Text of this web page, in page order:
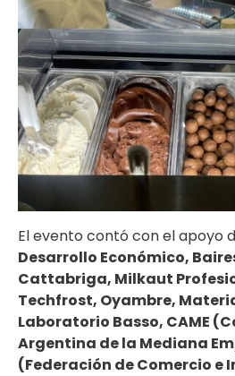
El evento contó con el apoyo
Desarrollo Económico,
Cattabriga, Milkaut
Techfrost, Oyambre,
Laboratorio Basso, CAME
Argentina de la Mediana
(Federación de Comercio e